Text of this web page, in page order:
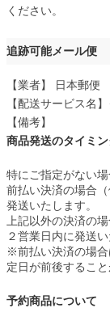
ください。
追跡可能メール便
【業者】 日本郵便
【配送サービス名
【備考】
商品発送のタイミ
特にご指定がない場
前払い決済の場合
発送いたします。
上記以外の決済の
２営業日内に発送い
※前払い決済の場
定日が前後すること
予約商品について